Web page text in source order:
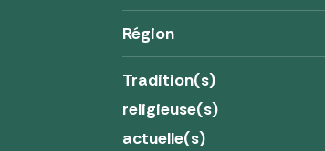
Région
Tradition(s)
religieuse(s)
actuelle(s)